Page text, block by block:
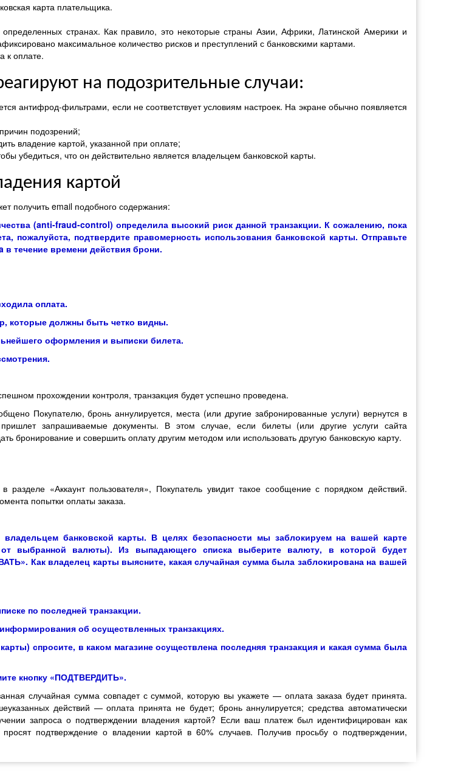
карта плательщика.
странах. Как правило, это некоторые страны Азии, Африки, Латинской Америки и
максимальное количество рисков и преступлений с банковскими картами.
к оплате.
на подозрительные случаи:
антифрод-фильтрами, если не соответствует условиям настроек. На экране обычно появляется
подозрений;
владение картой, указанной при оплате;
убедиться, что он действительно является владельцем банковской карты.
картой
получить email подобного содержания:
(anti-fraud-control) определила высокий риск данной транзакции. К сожалению, пока
подтвердите правомерность использования банковской карты. Отправьте
течение времени действия брони.
оплата.
которые должны быть четко видны.
оформления и выписки билета.
прохождении контроля, транзакция будет успешно проведена.
Покупателю, бронь аннулируется, места (или другие забронированные услуги) вернутся в
запрашиваемые документы. В этом случае, если билеты (или другие услуги сайта
бронирование и совершить оплату другим методом или использовать другую банковскую карту.
«Аккаунт пользователя», Покупатель увидит такое сообщение с порядком действий.
попытки оплаты заказа.
банковской карты. В целях безопасности мы заблокируем на вашей карте
выбранной валюты). Из выпадающего списка выберите валюту, в которой будет
Как владелец карты выясните, какая случайная сумма была заблокирована на вашей
по последней транзакции.
об осуществленных транзакциях.
спросите, в каком магазине осуществлена последняя транзакция и какая сумма была
кнопку «ПОДТВЕРДИТЬ».
случайная сумма совпадет с суммой, которую вы укажете — оплата заказа будет принята.
действий — оплата принята не будет; бронь аннулируется; средства автоматически
запроса о подтверждении владения картой? Если ваш платеж был идентифицирован как
подтверждение о владении картой в 60% случаев. Получив просьбу о подтверждении,